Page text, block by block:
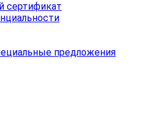
сертификат
предложения